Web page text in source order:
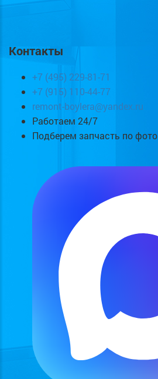
Контакты
+7 (495) 229-81-71
+7 (915) 110-44-77
remont-boylera@yandex.ru
Работаем 24/7
Подберем запчасть по фото